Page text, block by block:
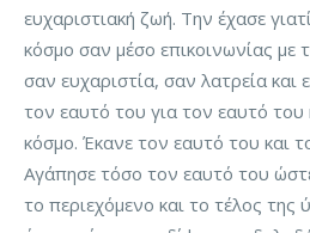
ευχαριστιακή ζωή. Την έχασε
κόσμο σαν μέσο επικοινωνίας με
σαν ευχαριστία, σαν λατρεία
τον εαυτό του για τον εαυτό του
κόσμο. Έκανε τον εαυτό του και
Αγάπησε τόσο τον εαυτό του
το περιεχόμενο και το τέλος